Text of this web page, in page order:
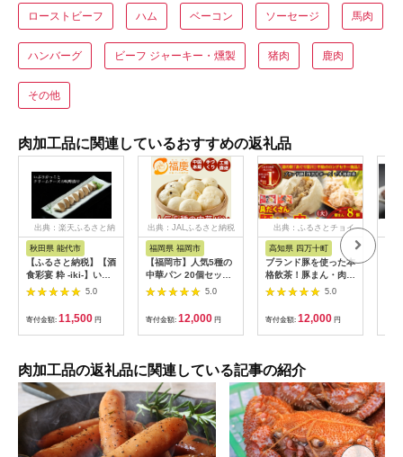
ローストビーフ ハム ベーコン ソーセージ 馬肉
ハンバーグ ビーフ ジャーキー・燻製 猪肉 鹿肉
その他
肉加工品に関連しているおすすめの返礼品
出典：楽天ふるさと納
秋田県 能代市
【ふるさと納税】【酒
食彩宴 粋 -iki-】いぶ
りがっことクリームチ
ーズの味噌漬け 8枚入
り×3パック 惣菜 漬物
ご当地グルメ つまみ
お酒のあて お届
間～1か月程度でお届
けします。※在庫状況
によってお待ちいただ
く場合がございます。
5.0
寄付金額: 11,500 円
出典：JALふるさと納税
福岡県 福岡市
【福岡市】人気5種の
中華パン 20個セット
| 福岡県 福岡 九州 返
礼品 納税 お取り寄せ
グルメ 取り寄せ グル
メ 食品 お取り寄せ 中
華まん 中華饅頭 肉ま
め合わせ セット 食べ
比べセット 食べ比べ
中華 ご当地 食べ物
5.0
寄付金額: 12,000 円
出典：ふるさとチョイ
高知県 四万十町
ブランド豚を使った本
格飲茶！豚まん・肉し
ゅうまいセット(大)
Qak-28 肉まん 中華
まん 冷凍 人気 おすす
め 惣菜 国産
5.0
寄付金額: 12,000 円
肉加工品の返礼品に関連している記事の紹介